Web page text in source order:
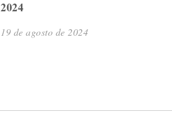
2024
19 de agosto de 2024